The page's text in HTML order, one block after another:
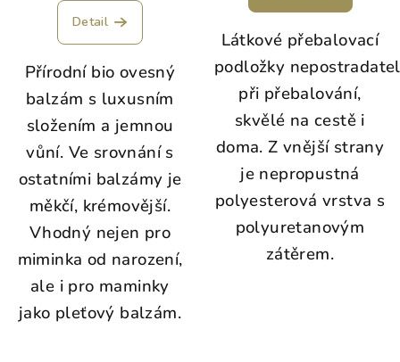
Detail
Přírodní bio ovesný
balzám s luxusním
složením a jemnou
vůní. Ve srovnání s
ostatními balzámy je
měkčí, krémovější.
Vhodný nejen pro
miminka od narození,
ale i pro maminky
jako pleťový balzám.
Látkové přebalovací
podložky
při přebalování,
skvělé na cestě i
doma. Z vnější strany
je nepropustná
polyesterová vrstva s
polyuretanovým
zátěrem.